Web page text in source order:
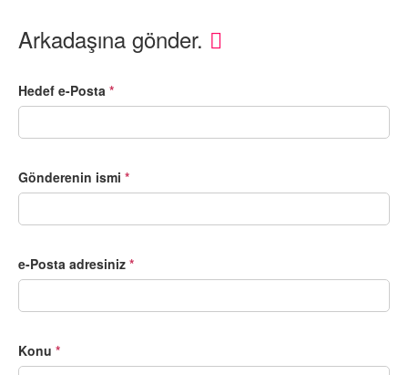
Arkadaşına gönder.
Hedef e-Posta *
Gönderenin ismi *
e-Posta adresiniz *
Konu *